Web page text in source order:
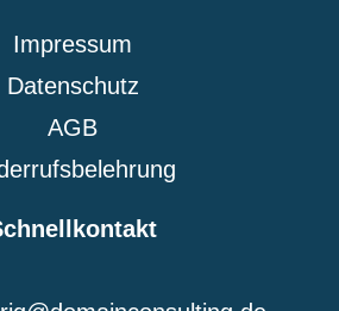
Impressum
Datenschutz
AGB